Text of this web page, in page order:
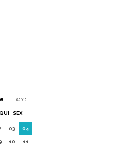
AGO
QUI
SEX
03 04
10 11